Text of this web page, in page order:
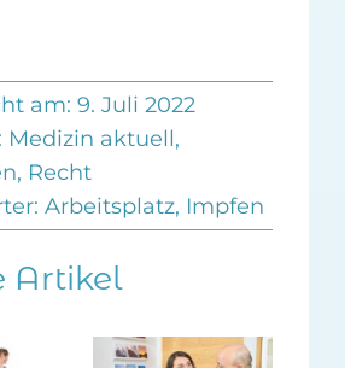
am: 9. Juli 2022
Medizin aktuell,
, Recht
Arbeitsplatz, Impfen
Artikel